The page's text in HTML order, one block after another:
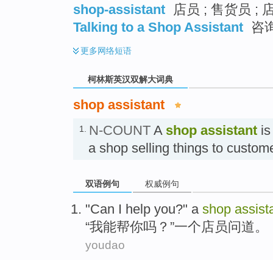
shop-assistant
店员 ; 售货员 ;
Talking to a Shop Assistant 咨
更多网络短语
柯林斯英汉双解大词典
shop assistant
1. N-COUNT A shop assistant
a shop selling things to
双语例句 权威例句
"Can I help you?" a shop
“我能帮你吗？”一个店员问道。
youdao